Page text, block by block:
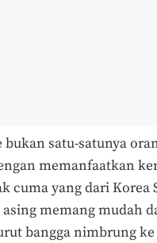
bukan satu-satunya
memanfaatkan
cuma yang dari
memang mudah
bangga nimbrung